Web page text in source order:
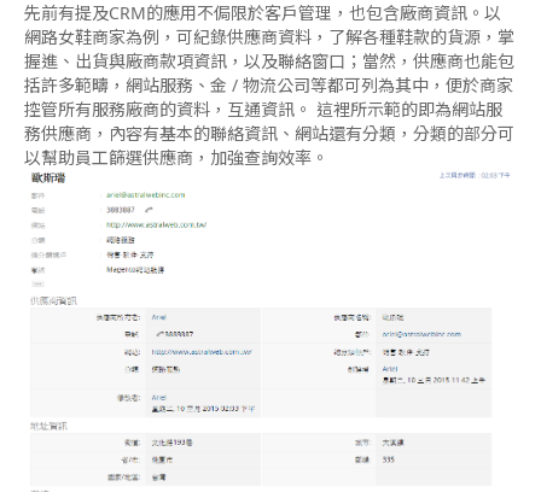
先前有提及CRM的應用不侷限於客戶管理，也包含廠商資訊。以
網路女鞋商家為例，可紀錄供應商資料，了解各種鞋款的貨源，掌
握進、出貨與廠商款項資訊，以及聯絡窗口；當然，供應商也能包
括許多範疇，網站服務、金 / 物流公司等都可列為其中，便於商家
控管所有服務廠商的資料，互通資訊。 這裡所示範的即為網站服
務供應商，內容有基本的聯絡資訊、網站還有分類，分類的部分可
以幫助員工篩選供應商，加強查詢效率。